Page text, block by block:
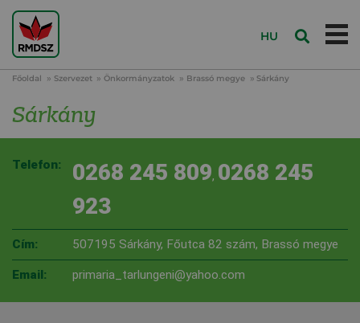
HU
Főoldal Szervezet Önkormányzatok Brassó megye Sárkány
Sárkány
Telefon: 0268 245 809, 0268 245
923
Cím: 507195 Sárkány, Főutca 82 szám, Brassó megye
Email: primaria_tarlungeni@yahoo.com